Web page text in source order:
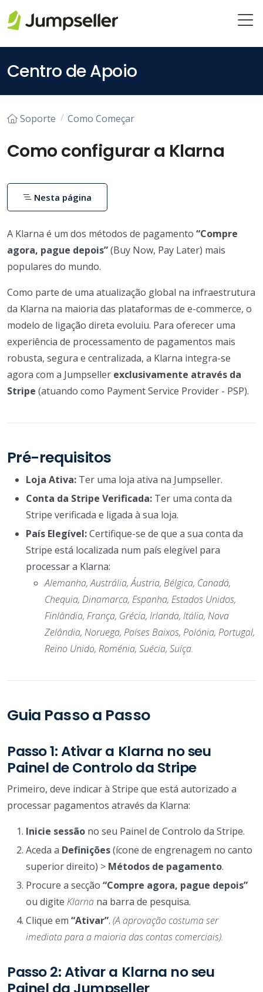
Centro de Apoio
Soporte Como Começar
Como configurar a Klarna
A Klarna é um dos métodos de pagamento “Compre
agora, pague depois”(Buy Now, Pay Later) mais
populares do mundo.
Como parte de uma atualização global na infraestrutura
da Klarna na maioria das plataformas de e-commerce, o
modelo de ligação direta evoluiu. Para oferecer uma
experiência de processamento de pagamentos mais
robusta, segura e centralizada, a Klarna integra-se
agora com a Jumpseller exclusivamente através da
Stripe (atuando como Payment Service Provider - PSP).
Pré-requisitos
Loja Ativa: Ter uma loja ativa na Jumpseller.
Conta da Stripe Verificada: Ter uma conta da
Stripe verificada e ligada à sua loja.
País Elegível:Certifique-se de que a sua conta da
Stripe está localizada num país elegível para
processar a Klarna:
Alemanha, Austrália, Áustria, Bélgica, Canadá,
Chequia, Dinamarca, Espanha, Estados Unidos,
Finlândia, França, Grécia, Irlanda, Itália, Nova
Zelândia, Noruega, Países Baixos, Polónia, Portugal,
Reino Unido, Roménia, Suécia, Suíça.
Guia Passo a Passo
Passo 1: Ativar a Klarna no seu
Painel de Controlo da Stripe
Primeiro, deve indicar à Stripe que está autorizado a
processar pagamentos através da Klarna:
Inicie sessão no seu Painel de Controlo da Stripe.
Aceda a Definições(ícone de engrenagem no canto
superior direito) > Métodos de pagamento.
Procure a secção “Compre agora, pague depois”
ou digite Klarna na barra de pesquisa.
Clique em “Ativar”. (A aprovação costuma ser
imediata para a maioria das contas comerciais).
Passo 2: Ativar a Klarna no seu
Painel da Jumpseller
Nesta página